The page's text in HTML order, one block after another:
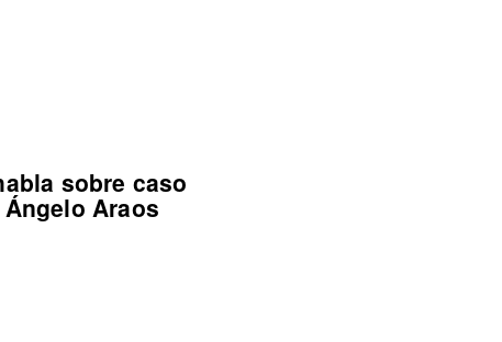
sobre caso
Araos